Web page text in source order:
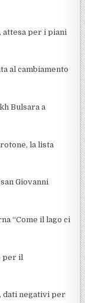
attesa per i piani
al cambiamento
Bulsara a
la lista
Giovanni
“Come il lago ci
per il
dati negativi per